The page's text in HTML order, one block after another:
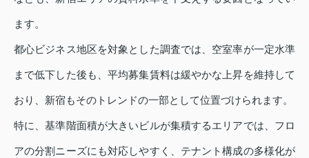
ます。
都心ビジネス地区を対象とした調査では、空室率が一定水準
まで低下した後も、平均募集賃料は緩やかな上昇を維持して
おり、新宿もそのトレンドの一部として位置づけられます。
特に、基準階面積が大きいビルが集積するエリアでは、フロ
アの分割ニーズにも対応しやすく、テナント構成の多様化が